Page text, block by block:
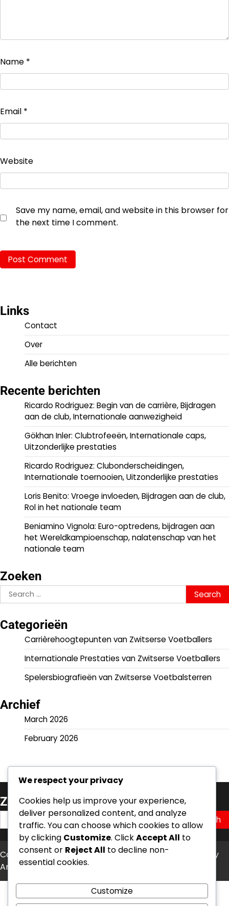
Name *
Email *
Website
Save my name, email, and website in this browser for
the next time I comment.
Links
Contact
Over
Alle berichten
Recente berichten
Ricardo Rodriguez: Begin van de carrière, Bijdragen
aan de club, Internationale aanwezigheid
Gökhan Inler: Clubtrofeeën, Internationale caps,
Uitzonderlijke prestaties
Ricardo Rodriguez: Clubonderscheidingen,
Internationale toernooien, Uitzonderlijke prestaties
Loris Benito: Vroege invloeden, Bijdragen aan de club,
Rol in het nationale team
Beniamino Vignola: Euro-optredens, bijdragen aan
het Wereldkampioenschap, nalatenschap van het
nationale team
Zoeken
Search
for:
Categorieën
Carrièrehoogtepunten van Zwitserse Voetballers
Internationale Prestaties van Zwitserse Voetballers
Spelersbiografieën van Zwitserse Voetbalsterren
Archief
March 2026
February 2026
Zoeken
Search
for:
Copyright © 2026kanosisters.netTheme: News Bite By
Artify Themes.
We respect your privacy
Cookies help us improve your experience,
deliver personalized content, and analyze
traffic. You can choose which cookies to allow
by clicking Customize. ClickAccept All to
consent or Reject All to decline non-
essential cookies.
Customize